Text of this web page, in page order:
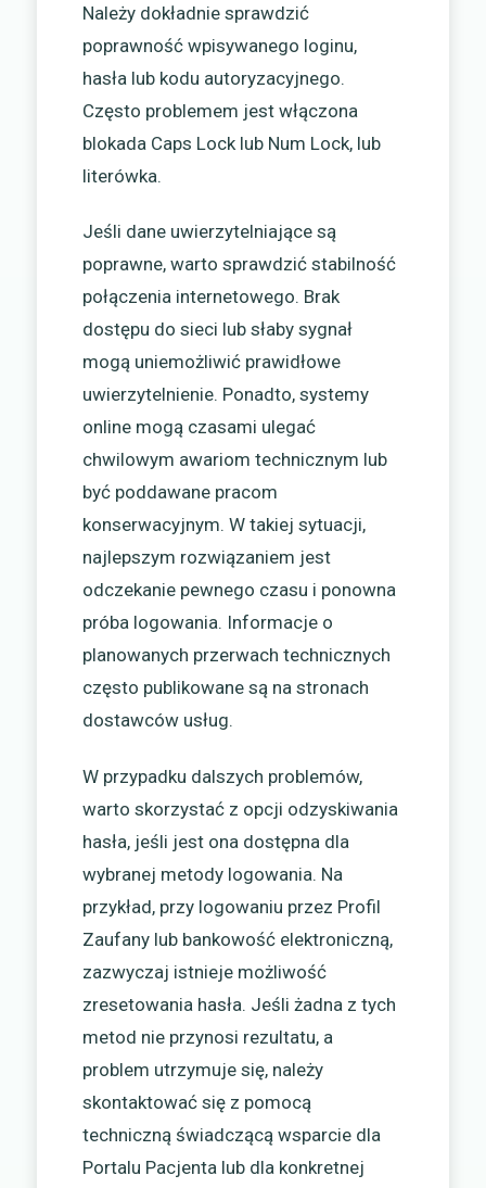
Należy dokładnie sprawdzić
poprawność wpisywanego loginu,
hasła lub kodu autoryzacyjnego.
Często problemem jest włączona
blokada Caps Lock lub Num Lock, lub
literówka.
Jeśli dane uwierzytelniające są
poprawne, warto sprawdzić stabilność
połączenia internetowego. Brak
dostępu do sieci lub słaby sygnał
mogą uniemożliwić prawidłowe
uwierzytelnienie. Ponadto, systemy
online mogą czasami ulegać
chwilowym awariom technicznym lub
być poddawane pracom
konserwacyjnym. W takiej sytuacji,
najlepszym rozwiązaniem jest
odczekanie pewnego czasu i ponowna
próba logowania. Informacje o
planowanych przerwach technicznych
często publikowane są na stronach
dostawców usług.
W przypadku dalszych problemów,
warto skorzystać z opcji odzyskiwania
hasła, jeśli jest ona dostępna dla
wybranej metody logowania. Na
przykład, przy logowaniu przez Profil
Zaufany lub bankowość elektroniczną,
zazwyczaj istnieje możliwość
zresetowania hasła. Jeśli żadna z tych
metod nie przynosi rezultatu, a
problem utrzymuje się, należy
skontaktować się z pomocą
techniczną świadczącą wsparcie dla
Portalu Pacjenta lub dla konkretnej